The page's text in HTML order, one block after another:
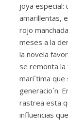
joya especial:
amarillentas,
rojo
meses a la
la novela
se remonta la
mari´tima
generacio´n.
rastrea esta
influencias